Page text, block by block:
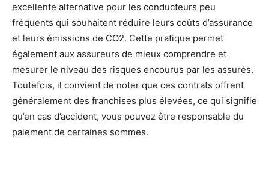
excellente alternative pour les conducteurs peu
fréquents qui souhaitent réduire leurs coûts d’assurance
et leurs émissions de CO2. Cette pratique permet
également aux assureurs de mieux comprendre et
mesurer le niveau des risques encourus par les assurés.
Toutefois, il convient de noter que ces contrats offrent
généralement des franchises plus élevées, ce qui signifie
qu’en cas d’accident, vous pouvez être responsable du
paiement de certaines sommes.